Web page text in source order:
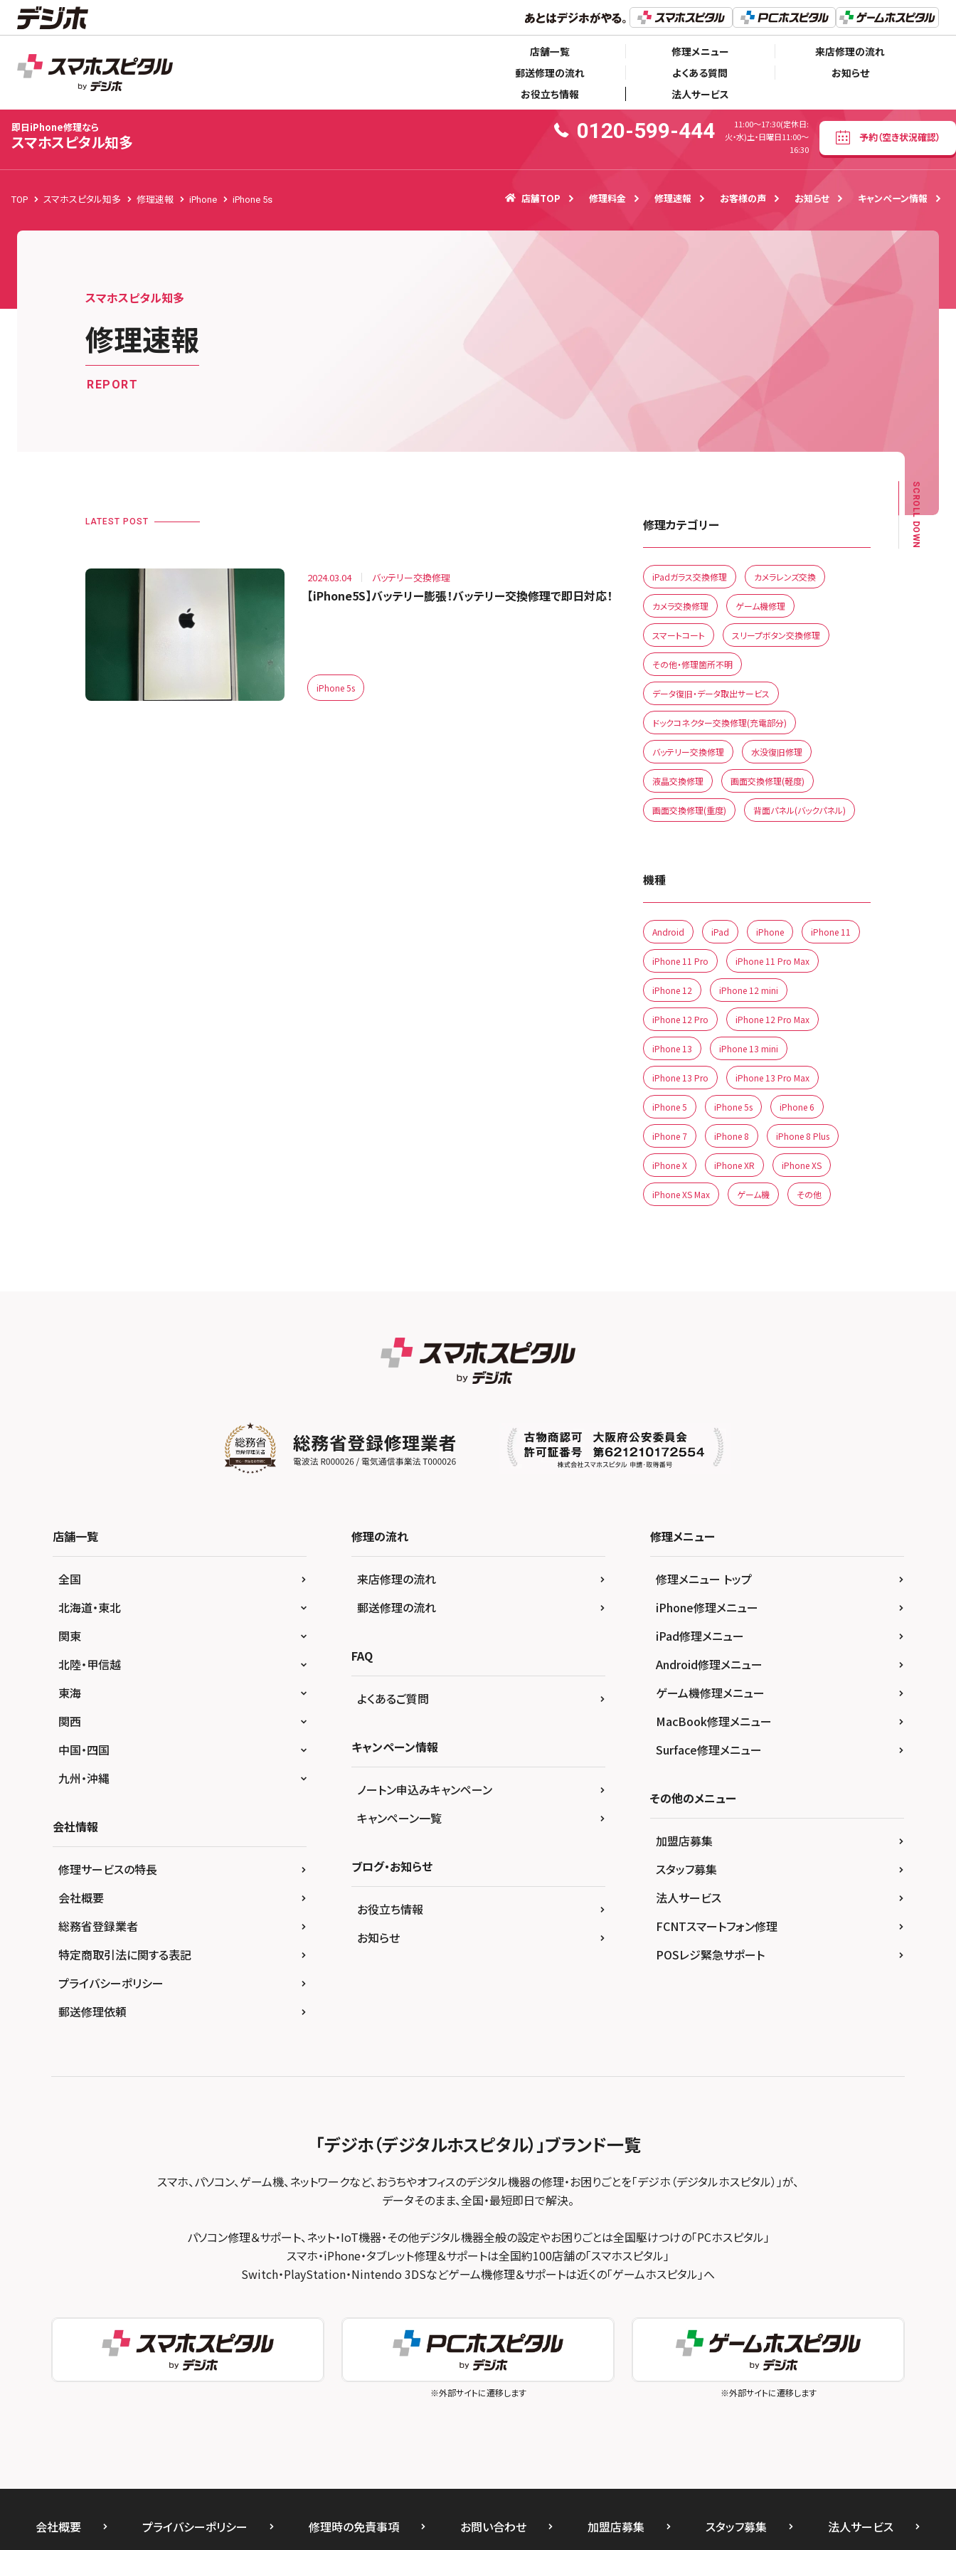
店舗一覧 修理メニュー
来店修理の流れ
郵送修理の流れ
よくある質問
お知らせ
お役立ち情報
法人サービス
スマホスピタル知多
店舗TOP 修理料金 修理速報 お客様の声 お知らせ キャンペーン情報
0120-599-444
11:00〜17:30(定休日:火・水)土・日曜日11:00～16:30
予約（空き状況確認）
即日iPhone修理なら
スマホスピタル知多 0120-599-444
11:00〜17:30(定休日:
火・水)土・日曜日11:00～
16:30
予約（空き状況確認）
TOP スマホスピタル知多 修理速報 iPhone iPhone 5s 店舗TOP 修理料金 修理速報 お客様の声 お知らせ キャンペーン情報
スマホスピタル知多
修理速報
REPORT
SCROLL DOWN
LATEST POST
2024.03.04 バッテリー交換修理
【iPhone5S】バッテリー膨張！バッテリー交換修理で即日対応！
iPhone 5s
修理カテゴリー
iPadガラス交換修理 カメラレンズ交換
カメラ交換修理 ゲーム機修理
スマートコート スリープボタン交換修理
その他・修理箇所不明
データ復旧・データ取出サービス
ドックコネクター交換修理(充電部分)
バッテリー交換修理 水没復旧修理
液晶交換修理 画面交換修理(軽度)
画面交換修理(重度) 背面パネル(バックパネル)
機種
Android iPad iPhone iPhone 11
iPhone 11 Pro iPhone 11 Pro Max
iPhone 12 iPhone 12 mini
iPhone 12 Pro iPhone 12 Pro Max
iPhone 13 iPhone 13 mini
iPhone 13 Pro iPhone 13 Pro Max
iPhone 5 iPhone 5s iPhone 6
iPhone 7 iPhone 8 iPhone 8 Plus
iPhone X iPhone XR iPhone XS
iPhone XS Max ゲーム機 その他
店舗一覧
全国
北海道・東北
スマホスピタル大丸札幌
関東
スマホスピタル宇都宮
スマホスピタル 高崎
スマホスピタル鴻巣
スマホスピタル テルル三芳
スマホスピタル 熊谷
スマホスピタル埼玉大宮
スマホスピタル テルル蒲生
スマホスピタル テルル新越谷
スマホスピタル テルル草加花栗
スマホスピタル テルル東川口
スマホスピタル船橋FACE
スマホスピタル柏
スマホスピタル 佐倉
スマホスピタル 大森
スマホスピタル 自由が丘
スマホスピタルオリナス錦糸町
スマホスピタル立川
北陸・甲信越
スマホスピタルアル・プラザ小松
スマホスピタル 北陸総合修理センター
スマホスピタル 長野
東海
スマホスピタル岐阜
スマホスピタル 浜松
スマホスピタル静岡パルコ
スマホスピタル名古屋駅前
スマホスピタル 西枇杷島
スマホスピタル 尾張旭
スマホスピタル ゲオデジタルベース名古屋焼
山
スマホスピタル知多
関西
スマホスピタル 大阪梅田
スマホスピタル by デジホ 梅田地下（うめち
スマホスピタル京橋
スマホスピタル by デジホ天王寺ミオ
スマホスピタル難波
スマホスピタル高槻
スマホスピタルイオンタウン茨木太田
スマホスピタル江坂
スマホスピタルくずはモール
スマホスピタルビオルネ枚方
スマホスピタル西宮北口
スマホスピタル by デジホ 姫路キャスパ
スマホスピタル伊丹
中国・四国
スマホスピタル 松江
スマホスピタル高松
九州・沖縄
もち
スマホスピタル 香椎九産大前
スマホスピタル福岡天神
スマホスピタル熊本下通
スマホスピタル GODOモバイル大分府内町
スマホスピタル沖縄美里
会社情報
修理サービスの特長
会社概要
総務省登録業者
特定商取引法に関する表記
プライバシーポリシー
郵送修理依頼
修理の流れ
来店修理の流れ
郵送修理の流れ
FAQ
よくあるご質問
キャンペーン情報
ノートン申込みキャンペーン
キャンペーン一覧
ブログ・お知らせ
お役立ち情報
お知らせ
修理メニュー
修理メニュー トップ
iPhone修理メニュー
iPad修理メニュー
Android修理メニュー
ゲーム機修理メニュー
MacBook修理メニュー
Surface修理メニュー
その他のメニュー
加盟店募集
スタッフ募集
法人サービス
FCNTスマートフォン修理
POSレジ緊急サポート
「デジホ（デジタルホスピタル）」ブランド一覧
スマホ、パソコン、ゲーム機、ネットワークなど、おうちやオフィスのデジタル機器の修理・お困りごとを「デジホ（デジタルホスピタル）」が、
データそのまま、全国・最短即日で解決。
パソコン修理＆サポート、ネット・IoT機器・その他デジタル機器全般の設定やお困りごとは全国駆けつけの「PCホスピタル」
スマホ・iPhone・タブレット修理＆サポートは全国約100店舗の「スマホスピタル」
Switch・PlayStation・Nintendo 3DSなどゲーム機修理＆サポートは近くの「ゲームホスピタル」へ
※外部サイトに遷移します ※外部サイトに遷移します
会社概要 プライバシーポリシー 修理時の免責事項 お問い合わせ 加盟店募集 スタッフ募集 法人サービス